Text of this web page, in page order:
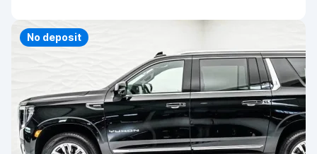
Priority
No deposit